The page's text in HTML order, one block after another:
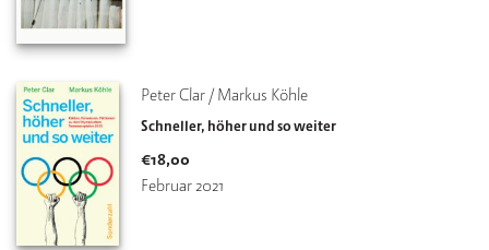
Peter Clar / Markus Köhle
Schneller, höher und so weiter
€18,00
Februar 2021